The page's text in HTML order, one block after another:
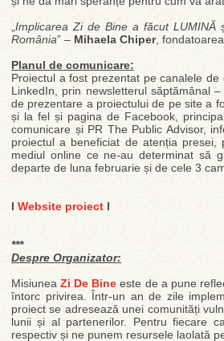
Implicarea Zi de Bine a făcut
România” – Mihaela Chiper,
Planul de comunicare:
Proiectul a fost prezentat pe canalele
LinkedIn, prin newsletterul săptămânal
de prezentare a proiectului de pe site a
și la fel și pagina de Facebook,
comunicare și PR The Public Advisor,
proiectul a beneficiat de atenția
mediul online ce ne-au determinat să
departe de luna februarie și de cele 3
l Website proiect l
***
Despre Organizator:
MisiuneaZi De Bine este de a pune
întorc privirea. Într-un an de zile
proiect se adresează unei comunități
lunii și al partenerilor. Pentru fiecare
respectiv și ne punem resursele laolată